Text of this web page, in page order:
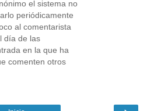
el sistema no
periódicamente
al comentarista
día de las
en la que ha
comenten otros